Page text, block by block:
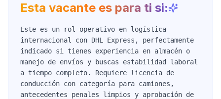
Esta vacante es para ti si:
Este es un rol operativo en logística
internacional con DHL Express, perfectamente
indicado si tienes experiencia en almacén o
manejo de envíos y buscas estabilidad laboral
a tiempo completo. Requiere licencia de
conducción con categoría para camiones,
antecedentes penales limpios y aprobación de